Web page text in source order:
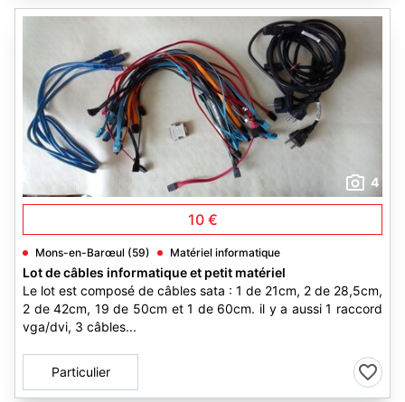
4
10 €
Mons-en-Barœul (59) Matériel informatique
Lot de câbles informatique et petit matériel
Le lot est composé de câbles sata : 1 de 21cm, 2 de 28,5cm,
2 de 42cm, 19 de 50cm et 1 de 60cm. il y a aussi 1 raccord
vga/dvi, 3 câbles...
Particulier